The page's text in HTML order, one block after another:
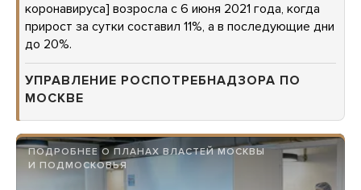
коронавируса] возросла с 6 июня 2021 года, когда
прирост за сутки составил 11%, а в последующие дни
до 20%.
УПРАВЛЕНИЕ РОСПОТРЕБНАДЗОРА ПО
МОСКВЕ
ПОДРОБНЕЕ О ПЛАНАХ ВЛАСТЕЙ МОСКВЫ
И ПОДМОСКОВЬЯ